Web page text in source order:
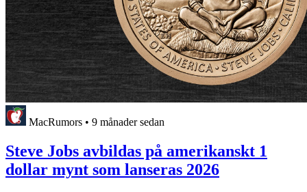
MacRumors • 9 månader sedan
Steve Jobs avbildas på amerikanskt 1
dollar mynt som lanseras 2026